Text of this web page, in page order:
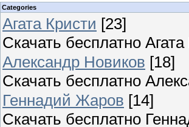
Categories
Агата Кристи [23]
Скачать бесплатно
Александр Новиков [18]
Скачать бесплатно
Геннадий Жаров [14]
Скачать бесплатно